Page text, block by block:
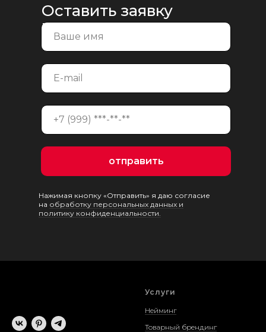
отправить
Оставить заявку
на консультацию
Нажимая кнопку «Отправить» я даю согласие
на обработку персональных данных и
политику конфиденциальности.
Услуги
Нейминг
Товарный брендинг